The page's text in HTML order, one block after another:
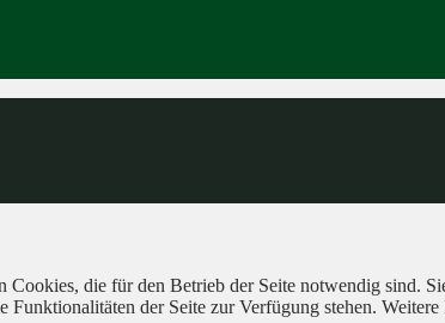
die für den Betrieb der Seite notwendig sind.
der Seite zur Verfügung stehen.